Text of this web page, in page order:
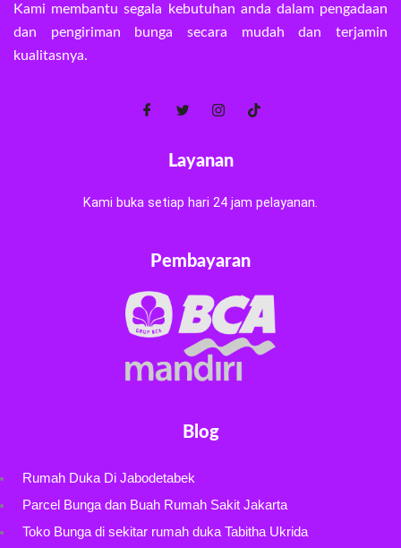
Kami membantu segala kebutuhan anda dalam pengadaan
dan pengiriman bunga secara mudah dan terjamin
kualitasnya.
Layanan
Kami buka setiap hari 24 jam pelayanan.
Pembayaran
Blog
Rumah Duka Di Jabodetabek
Parcel Bunga dan Buah Rumah Sakit Jakarta
Toko Bunga di sekitar rumah duka Tabitha Ukrida